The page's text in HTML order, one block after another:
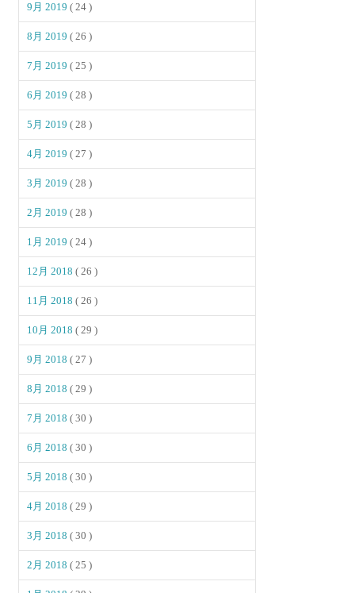
9月 2019( 24 )
8月 2019( 26 )
7月 2019( 25 )
6月 2019( 28 )
5月 2019( 28 )
4月 2019( 27 )
3月 2019( 28 )
2月 2019( 28 )
1月 2019( 24 )
12月 2018( 26 )
11月 2018( 26 )
10月 2018( 29 )
9月 2018( 27 )
8月 2018( 29 )
7月 2018( 30 )
6月 2018( 30 )
5月 2018( 30 )
4月 2018( 29 )
3月 2018( 30 )
2月 2018( 25 )